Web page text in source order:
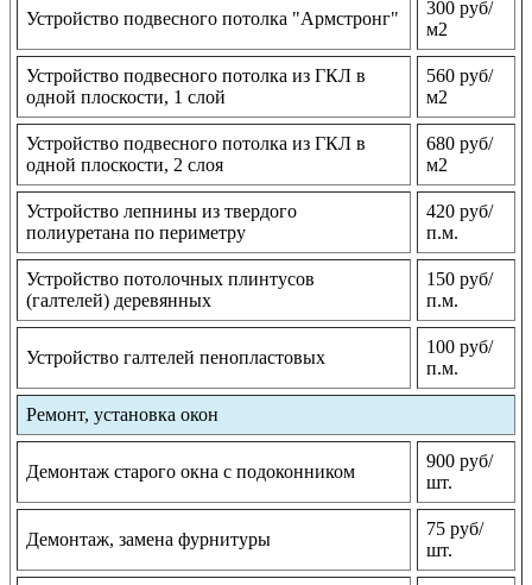
Устройство подвесного потолка "Армстронг"
300 руб/
м2
Устройство подвесного потолка из ГКЛ в
одной плоскости, 1 слой
560 руб/
м2
Устройство подвесного потолка из ГКЛ в
одной плоскости, 2 слоя
680 руб/
м2
Устройство лепнины из твердого
полиуретана по периметру
420 руб/
п.м.
Устройство потолочных плинтусов
(галтелей) деревянных
150 руб/
п.м.
Устройство галтелей пенопластовых
100 руб/
п.м.
Ремонт, установка окон
Демонтаж старого окна с подоконником
900 руб/
шт.
Демонтаж, замена фурнитуры
75 руб/
шт.